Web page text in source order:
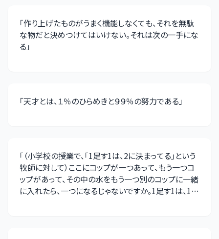
「作り上げたものがうまく機能しなくても、それを無駄
な物だと決めつけてはいけない。それは次の一手にな
る」
「天才とは、１％のひらめきと９９％の努力である」
「 （小学校の授業で、「1足す1は、2に決まってる」という
牧師に対して）ここにコップが一つあって、もう一つコ
ップがあって、その中の水をもう一つ別のコップに一緒
に入れたら、一つになるじゃないですか。1足す1は、1か